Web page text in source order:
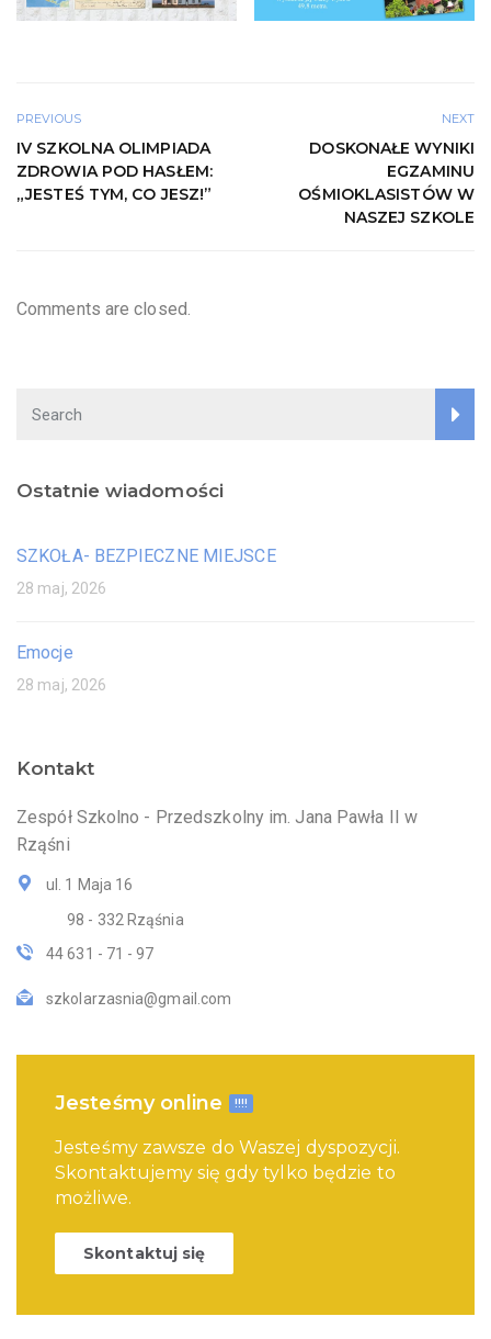
PREVIOUS
IV SZKOLNA OLIMPIADA
ZDROWIA POD HASŁEM:
„JESTEŚ TYM, CO JESZ!”
NEXT
DOSKONAŁE WYNIKI
EGZAMINU
OŚMIOKLASISTÓW W
NASZEJ SZKOLE
Comments are closed.
Ostatnie wiadomości
SZKOŁA- BEZPIECZNE MIEJSCE
28 maj, 2026
Emocje
28 maj, 2026
Kontakt
Zespół Szkolno - Przedszkolny im. Jana Pawła II w
Rząśni
ul. 1 Maja 16
98 - 332 Rząśnia
44 631 - 71 - 97
szkolarzasnia@gmail.com
Jesteśmy online !!!!
Jesteśmy zawsze do Waszej dyspozycji.
Skontaktujemy się gdy tylko będzie to
możliwe.
Skontaktuj się